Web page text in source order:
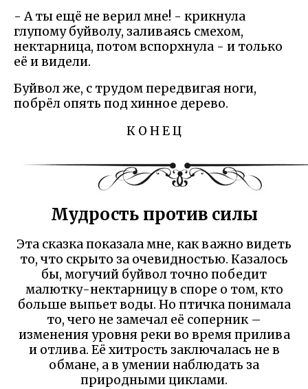
- А ты ещё не верил мне! - крикнула
глупому буйволу, заливаясь смехом,
нектарница, потом вспорхнула - и только
её и видели.
Буйвол же, с трудом передвигая ноги,
побрёл опять под хинное дерево.
К О Н Е Ц
Мудрость против силы
Эта сказка показала мне, как важно видеть
то, что скрыто за очевидностью. Казалось
бы, могучий буйвол точно победит
малютку-нектарницу в споре о том, кто
больше выпьет воды. Но птичка понимала
то, чего не замечал её соперник –
изменения уровня реки во время прилива
и отлива. Её хитрость заключалась не в
обмане, а в умении наблюдать за
природными циклами.